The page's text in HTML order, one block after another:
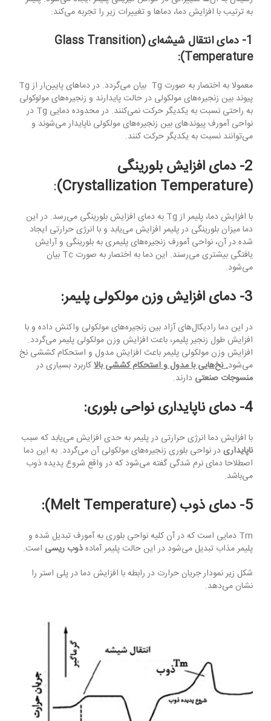
به ترتیب با افزایش دما، دماها و تغییرات زیر را تجربه می‌کند:
1- دمای انتقال شیشه‌ای (
Glass Transition
Temperature
):
معمولا به اختصار به صورت Tg بیان می‌گردد. در دماهای پایین‌ار از Tg
پیوند بین زنجیره‌های مولکولی در حالت پایدارند و زنجیره‌های مولوکولی
به راحتی نسبت به یکدیگر حرکت نمی‌کنند. در محدوده دمایی Tg در
نواحی آمورف پیوندهای بین زنجیره‌های مولکولی ناپایدار می‌شوند و
می‌توانند نسبت به یکدیگر حرکت کنند.
2- دمای افزایش بلورینگی
(
Crystallization Temperature
)
:
با افزایش دما، پلیمر از Tg به دمای افزایش بلورینگی می‌رسد. در این
دما میزان بلورینگی در پلیمر افزایش می‌یابد و با انرژی حرارتی ایجاد
شده در آن، نواحی آمورف زنجیره‌های پلیمری به بلورینگی و آرایش
یافتگی بیشتری می‌رسند. این دما به اختصار به صورت Tc بیان
می‌شود.
3- دمای افزایش وزن مولکولی پلیمر:
در این دما رادیکال‌های آزاد بین زنجیره‌های مولکولی واکنش داده و با
افزایش طول زنجیر پلیمر، باعت افزایش وزن مولکولی پلیمر می‌گردد.
افزایش وزن مولکولی پلیمر باعث افزایش مدول و استحکام کششی نخ
می‌شود. نخ‌هایی با مدول و استحکام کششی بالاکاربرد بسیاری در
منسوجات صنعتی دارند.
4- دمای ناپایداری نواحی بلوری:
با افزایش دما انرژی حرارتی در پلیمر به حدی افزایش می‌یابد که سبب
ناپایداریدر نواحی بلوری زنجیره‌های مولکولی آن می‌گردد. به این دما
اصطلاحا دمای نرم شدگی گفته می‌شود که در واقع شروع پدیده ذوب
می‌باشد.
5- دمای ذوب ( Melt Temperature
):
Tm دمایی است که در آن کلیه نواحی بلوری به آمورف تبدیل شده و
پلیمر مذاب تبدیل می‌شود در این حالت پلیمر آمادهذوب ریسی است.
شکل زیر نمودار جریان حرارت در رابطه با افزایش دما در پلی استر را
نشان می‌دهد.